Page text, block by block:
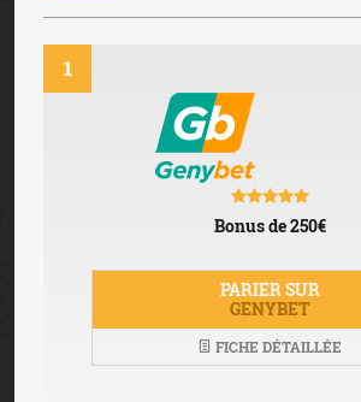
1
Bonus de 250€
PARIER SUR
GENYBET
FICHE DÉTAILLÉE